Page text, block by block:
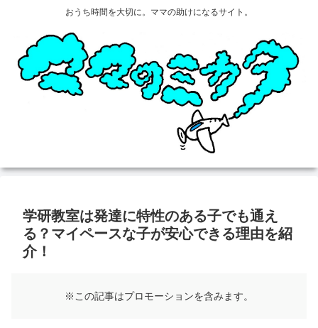
おうち時間を大切に。ママの助けになるサイト。
学研教室は発達に特性のある子でも通え
る？マイペースな子が安心できる理由を紹
介！
※この記事はプロモーションを含みます。